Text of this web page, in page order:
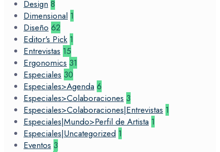
Design 8
Dimensional 1
Diseño 62
Editor's Pick 1
Entrevistas 15
Ergonomics 31
Especiales 30
Especiales>Agenda 6
Especiales>Colaboraciones 3
Especiales>Colaboraciones|Entrevistas 1
Especiales|Mundo>Perfil de Artista 1
Especiales|Uncategorized 1
Eventos 3